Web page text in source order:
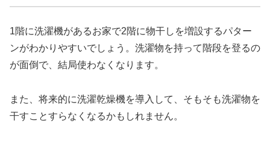
1階に洗濯機があるお家で2階に物干しを増設するパター
ンがわかりやすいでしょう。洗濯物を持って階段を登るの
が面倒で、結局使わなくなります。
また、将来的に洗濯乾燥機を導入して、そもそも洗濯物を
干すことすらなくなるかもしれません。